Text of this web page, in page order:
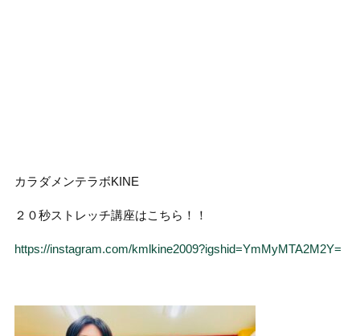
カラダメンテラボKINE
２０秒ストレッチ講座はこちら！！
https://instagram.com/kmlkine2009?igshid=YmMyMTA2M2Y=